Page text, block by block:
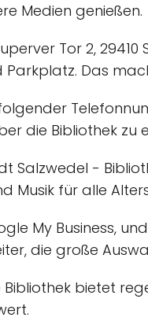
Medien genießen.
Tor 2,
Das
die Bibliothek zu
Salzwedel -
Musik für alle
My Business,
die große
bietet